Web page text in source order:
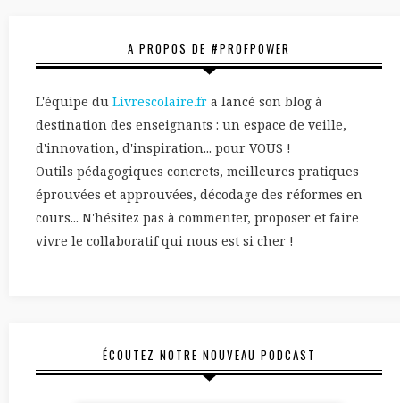
A PROPOS DE #PROFPOWER
L'équipe du Livrescolaire.fr a lancé son blog à
destination des enseignants : un espace de veille,
d'innovation, d'inspiration... pour VOUS !
Outils pédagogiques concrets, meilleures pratiques
éprouvées et approuvées, décodage des réformes en
cours... N'hésitez pas à commenter, proposer et faire
vivre le collaboratif qui nous est si cher !
ÉCOUTEZ NOTRE NOUVEAU PODCAST